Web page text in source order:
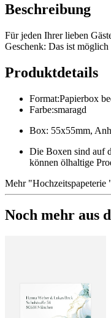
Beschreibung
Für jeden Ihrer lieben
Geschenk: Das ist
Produktdetails
Format:Papierbox
Farbe:smaragd
Box: 55x55mm,
Die Boxen sind auf
können ölhaltige
Mehr"
Noch mehr aus